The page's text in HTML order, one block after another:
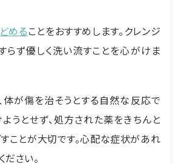
めることをおすすめします。クレンジ
らず優しく洗い流すことを心がけま
体が傷を治そうとする自然な反応で
うとせず、処方された薬をきちんと
ことが大切です。心配な症状があれ
ださい。